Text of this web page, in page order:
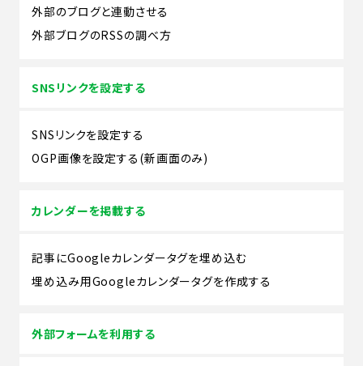
外部のブログと連動させる
外部ブログのRSSの調べ方
SNSリンクを設定する
SNSリンクを設定する
OGP画像を設定する(新画面のみ)
カレンダーを掲載する
記事にGoogleカレンダータグを埋め込む
埋め込み用Googleカレンダータグを作成する
外部フォームを利用する